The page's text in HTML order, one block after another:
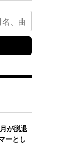
が脱退
ーとし